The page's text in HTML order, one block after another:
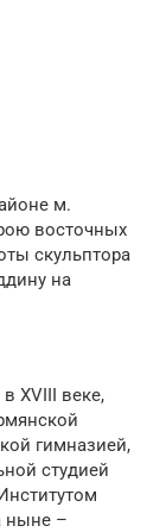
м.
восточных
скульптора
на
XVIII веке,
гимназией,
студией
ныне –